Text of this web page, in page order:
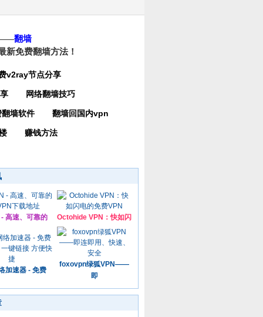
翻墙
新免费翻墙方法！
v2ray节点分享
网络翻墙技巧
翻墙软件 翻墙回国内vpn
赚钱方法
高速、可靠的 Octohide VPN：快如闪
加速器 - 免费
foxovpn绿狐VPN——
即